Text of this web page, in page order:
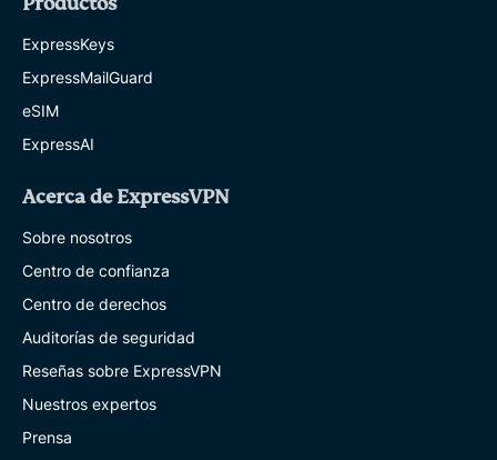
ExpressKeys
ExpressMailGuard
eSIM
ExpressAI
Acerca de ExpressVPN
Sobre nosotros
Centro de confianza
Centro de derechos
Auditorías de seguridad
Reseñas sobre ExpressVPN
Nuestros expertos
Prensa